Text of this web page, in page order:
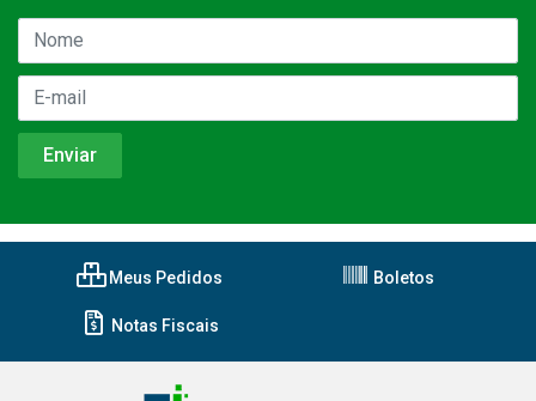
Meus Pedidos Boletos
Notas Fiscais